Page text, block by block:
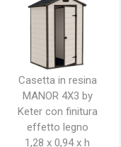
Casetta in resina
MANOR 4X3 by
Keter con finitura
effetto legno
1,28 x 0,94 x h